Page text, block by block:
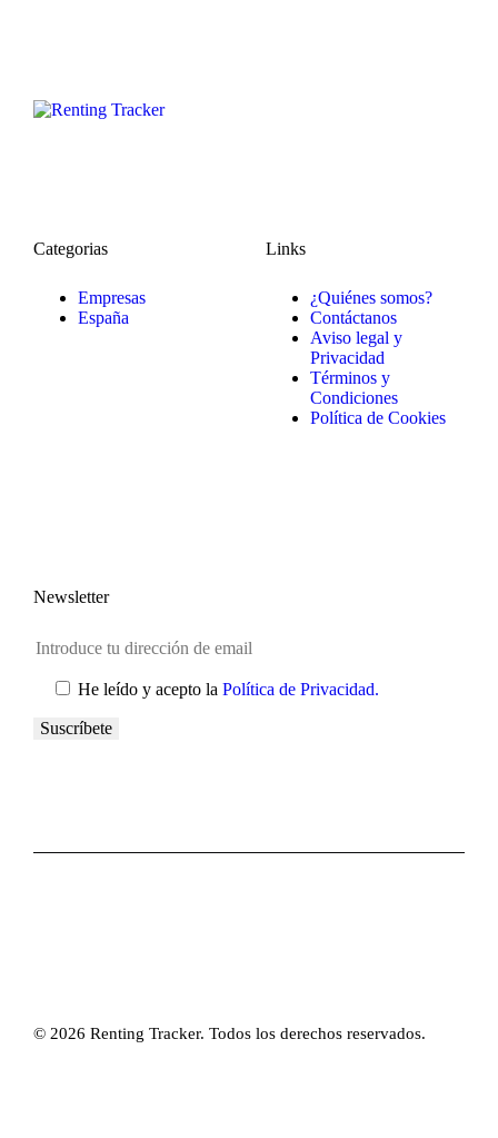
Categorias
Empresas
España
Links
¿Quiénes somos?
Contáctanos
Aviso legal y
Privacidad
Términos y
Condiciones
Política de Cookies
Newsletter
He leído y acepto la Política de Privacidad.
© 2026 Renting Tracker. Todos los derechos reservados.